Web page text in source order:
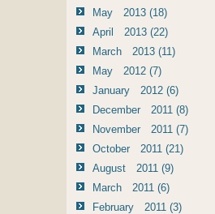
May 2013 (18)
April 2013 (22)
March 2013 (11)
May 2012 (7)
January 2012 (6)
December 2011 (8)
November 2011 (7)
October 2011 (21)
August 2011 (9)
March 2011 (6)
February 2011 (3)